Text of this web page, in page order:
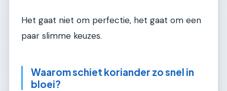
Het gaat niet om perfectie, het gaat om een
paar slimme keuzes.
Waarom schiet koriander zo snel in
bloei?